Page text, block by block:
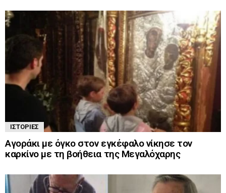
ΙΣΤΟΡΊΕΣ
Αγοράκι με όγκο στον εγκέφαλο νίκησε τον
καρκίνο με τη βοήθεια της Μεγαλόχαρης